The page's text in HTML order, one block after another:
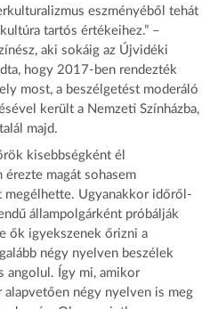
eszményéből tehát
tartós értékeihez.” –
aki sokáig az Újvidéki
hogy 2017-ben rendezték
most, a beszélgetést moderáló
került a Nemzeti Színházba,
majd.
kisebbségként él
érezte magát sohasem
megélhette. Ugyanakkor időről-
állampolgárként próbálják
ők igyekszenek őrizni a
négy nyelven beszélek
angolul. Így mi, amikor
négy nyelven is meg